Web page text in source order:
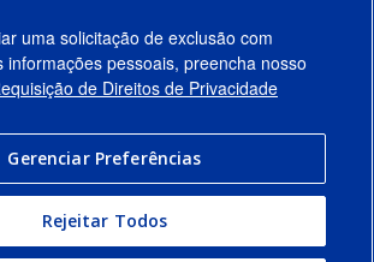
a Epson
uma solicitação de exclusão com
informações pessoais, preencha nosso
de Direitos de Privacidade
Gerenciar Preferências
Rejeitar Todos